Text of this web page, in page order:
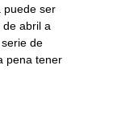
puede ser
de abril a
de
pena tener